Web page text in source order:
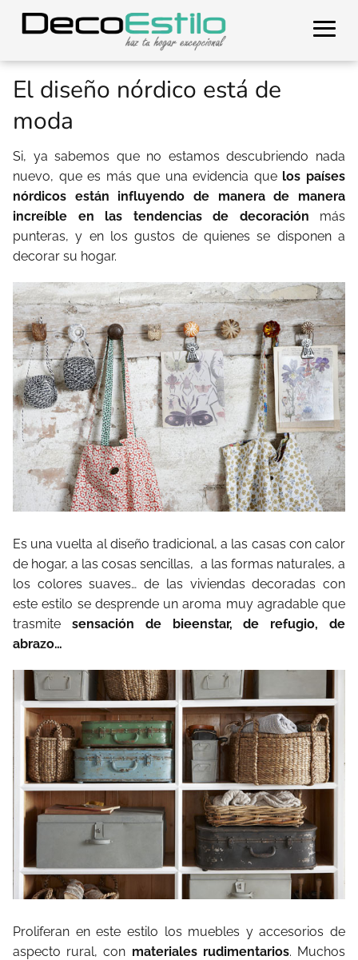
El diseño nórdico está de
moda
Si, ya sabemos que no estamos descubriendo nada
nuevo, que es más que una evidencia que los países
nórdicos están influyendo de manera de manera
increíble en las tendencias de decoración más
punteras, y en los gustos de quienes se disponen a
decorar su hogar.
Es una vuelta al diseño tradicional, a las casas con calor
de hogar, a las cosas sencillas, a las formas naturales, a
los colores suaves… de las viviendas decoradas con
este estilo se desprende un aroma muy agradable que
trasmite sensación de bieenstar, de refugio, de
abrazo…
Proliferan en este estilo los muebles y accesorios de
aspecto rural, con materiales rudimentarios. Muchos